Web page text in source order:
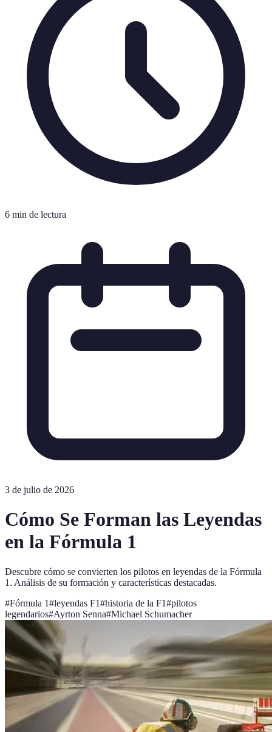
6 min de lectura
3 de julio de 2026
Cómo Se Forman las Leyendas
en la Fórmula 1
Descubre cómo se convierten los pilotos en leyendas de la Fórmula
1. Análisis de su formación y características destacadas.
#Fórmula 1#leyendas F1#historia de la F1#pilotos
legendarios#Ayrton Senna#Michael Schumacher